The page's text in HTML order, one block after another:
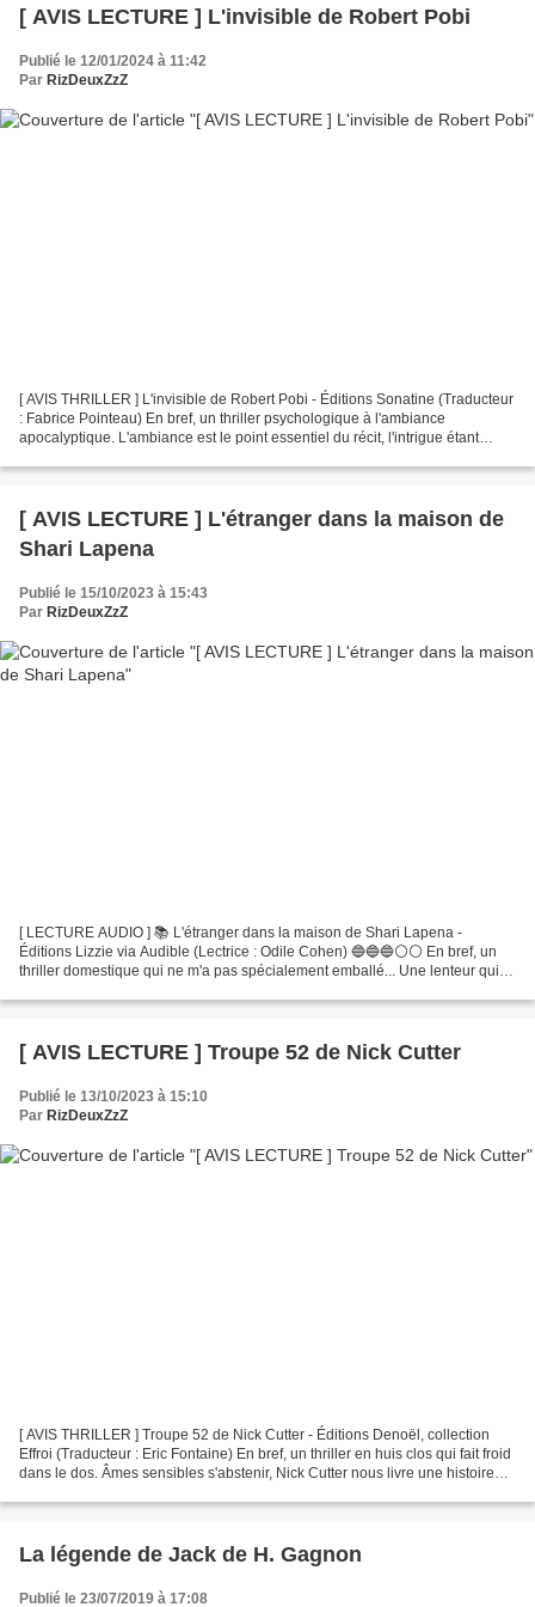
[ AVIS LECTURE ] L'invisible de Robert Pobi
Publié le 12/01/2024 à 11:42
Par RizDeuxZzZ
[ AVIS THRILLER ] L'invisible de Robert Pobi - Éditions Sonatine (Traducteur
: Fabrice Pointeau) En bref, un thriller psychologique à l'ambiance
apocalyptique. L'ambiance est le point essentiel du récit, l'intrigue étant
[ AVIS LECTURE ] L'étranger dans la maison de
Shari Lapena
Publié le 15/10/2023 à 15:43
Par RizDeuxZzZ
[ LECTURE AUDIO ] 📚 L'étranger dans la maison de Shari Lapena -
Éditions Lizzie via Audible (Lectrice : Odile Cohen) 🔵🔵🔵⚪⚪ En bref, un
thriller domestique qui ne m'a pas spécialement emballé... Une lenteur qui
[ AVIS LECTURE ] Troupe 52 de Nick Cutter
Publié le 13/10/2023 à 15:10
Par RizDeuxZzZ
[ AVIS THRILLER ] Troupe 52 de Nick Cutter - Éditions Denoël, collection
Effroi (Traducteur : Eric Fontaine) En bref, un thriller en huis clos qui fait froid
dans le dos. Âmes sensibles s'abstenir, Nick Cutter nous livre une histoire
La légende de Jack de H. Gagnon
Publié le 23/07/2019 à 17:08